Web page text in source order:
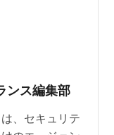
ンス編集部
、セキュリテ